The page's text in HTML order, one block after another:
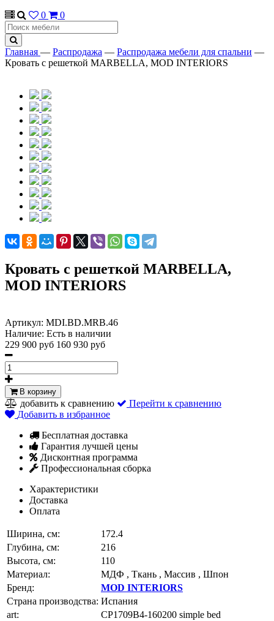
0
0
Главная — Распродажа — Распродажа мебели для спальни —
Кровать с решеткой MARBELLA, MOD INTERIORS
Кровать с решеткой MARBELLA,
MOD INTERIORS
Артикул: MDI.BD.MRB.46
Наличие: Есть в наличии
229 900 руб 160 930 руб
В корзину
добавить к сравнению
Перейти к сравнению
Добавить в избранное
Бесплатная доставка
Гарантия лучшей цены
Дисконтная программа
Профессиональная сборка
Характеристики
Доставка
Оплата
Ширина, см:
172.4
Глубина, см:
216
Высота, см:
110
Материал:
МДФ , Ткань , Массив , Шпон
Бренд:
MOD INTERIORS
Страна производства: Испания
art:
CP1709B4-160200 simple bed